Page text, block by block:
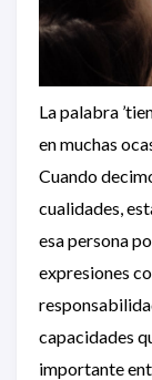
La palabra
en muchas
Cuando
cualidades,
esa persona
expresiones
capacidades
importante